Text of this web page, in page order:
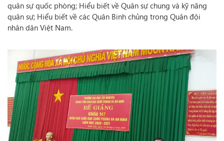
quân sự quốc phòng; Hiểu biết về Quân sự chung và kỹ năng
quân sự; Hiểu biết về các Quân Binh chủng trong Quân đội
nhân dân Việt Nam.